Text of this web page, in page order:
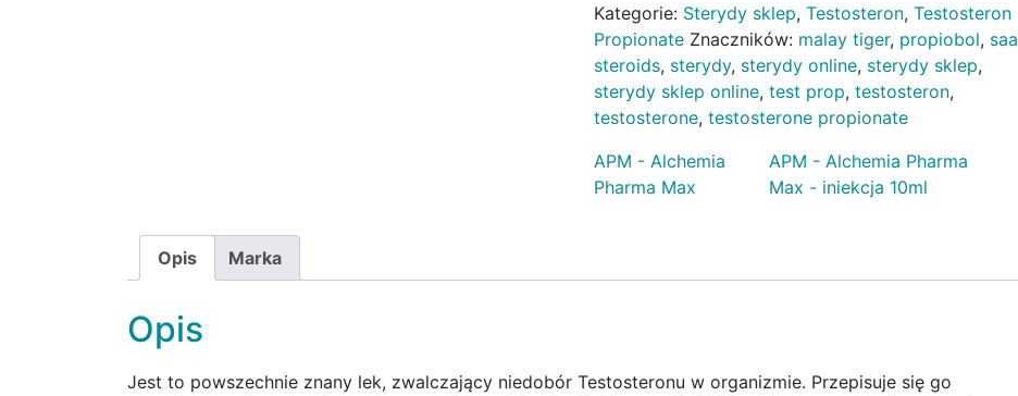
Alchemia
Pharma
Max
100mg
10ml
Kategorie: Sterydy sklep, Testosteron, Testosteron
Propionate Znaczników: malay tiger, propiobol, saa
steroids, sterydy, sterydy online, sterydy sklep,
sterydy sklep online, test prop, testosteron,
testosterone, testosterone propionate
APM - Alchemia
Pharma Max
APM - Alchemia Pharma
Max - iniekcja 10ml
Opis Marka
Opis
Jest to powszechnie znany lek, zwalczający niedobór Testosteronu w organizmie. Przepisuje się go